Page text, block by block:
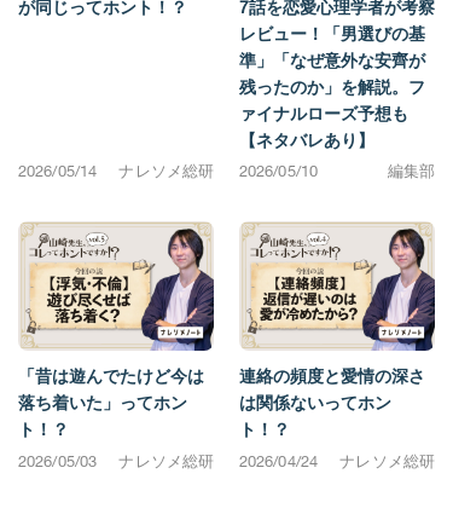
が同じってホント！？
2026/05/14 ナレソメ総研
7話を恋愛心理学者が考察
レビュー！「男選びの基
準」「なぜ意外な安齊が
残ったのか」を解説。フ
ァイナルローズ予想も
【ネタバレあり】
2026/05/10 編集部
「昔は遊んでたけど今は
落ち着いた」ってホン
ト！？
2026/05/03 ナレソメ総研
連絡の頻度と愛情の深さ
は関係ないってホン
ト！？
2026/04/24 ナレソメ総研